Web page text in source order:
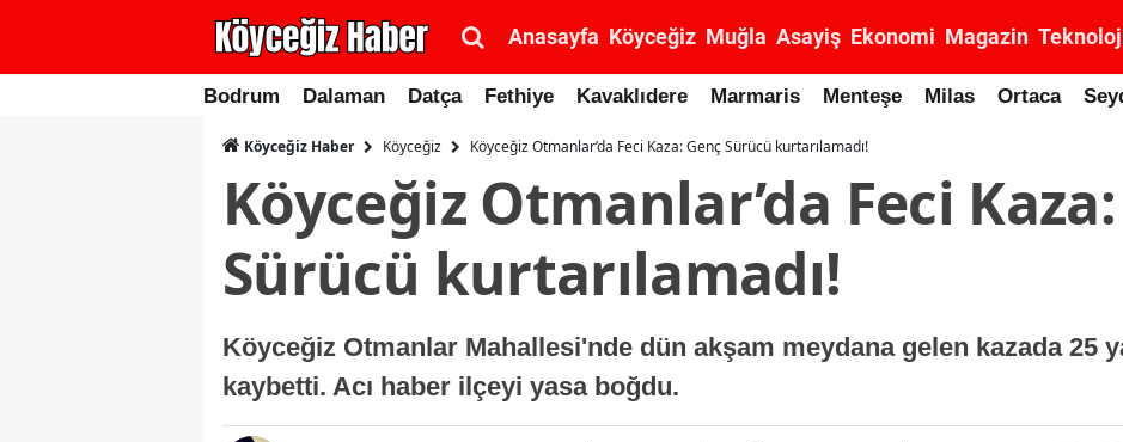
Anasayfa Köyceğiz Muğla Asayiş Ekonomi Magazin
Bodrum Dalaman Datça Fethiye Kavaklıdere Marmaris Menteşe Milas Ortaca
Köyceğiz Haber Köyceğiz Köyceğiz Otmanlar’da Feci Kaza: Genç Sürücü kurtarılamadı!
Köyceğiz Otmanlar’da Feci
Sürücü kurtarılamadı!
Köyceğiz Otmanlar Mahallesi'nde dün akşam meydana gelen kazada 25
kaybetti. Acı haber ilçeyi yasa boğdu.